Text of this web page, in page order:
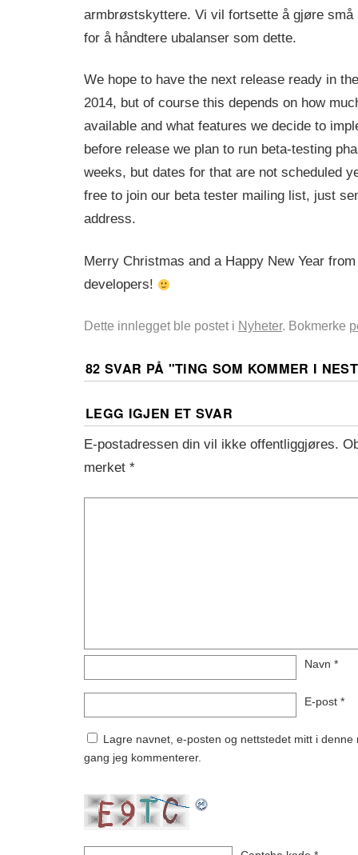
armbrøstskyttere. Vi vil fortsette å gjøre små
for å håndtere ubalanser som dette.
We hope to have the next release ready in
2014, but of course this depends on how
available and what features we decide to
before release we plan to run beta-testing
weeks, but dates for that are not scheduled
free to join our beta tester mailing list, just
address.
Merry Christmas and a Happy New Year
developers!
Dette innlegget ble postet i Nyheter. Bokmerke
82 SVAR PÅ "TING SOM KOMMER I
LEGG IGJEN ET SVAR
E-postadressen din vil ikke offentliggjøres.
merket *
Navn *
E-post *
Lagre navnet, e-posten og nettstedet mitt i denne
gang jeg kommenterer.